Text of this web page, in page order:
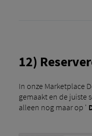
12)
In onze Marketplace
gemaakt en de juiste
alleen nog maar op '